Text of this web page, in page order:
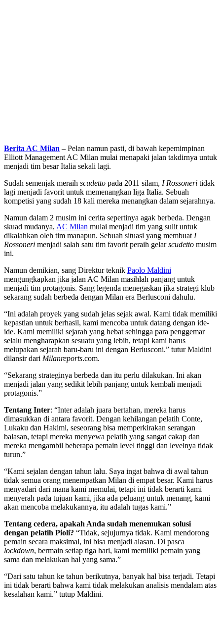
Berita AC Milan – Pelan namun pasti, di bawah kepemimpinan
Elliott Management AC Milan mulai menapaki jalan takdirnya untuk
menjadi tim besar Italia sekali lagi.
Sudah semenjak meraih scudetto pada 2011 silam, I Rossoneri tidak
lagi menjadi favorit untuk memenangkan liga Italia. Sebuah
kompetisi yang sudah 18 kali mereka menangkan dalam sejarahnya.
Namun dalam 2 musim ini cerita sepertinya agak berbeda. Dengan
skuad mudanya, AC Milan mulai menjadi tim yang sulit untuk
dikalahkan oleh tim manapun. Sebuah situasi yang membuat I
Rossoneri menjadi salah satu tim favorit peraih gelarscudetto musim
ini.
Namun demikian, sang Direktur teknik Paolo Maldini
mengungkapkan jika jalan AC Milan masihlah panjang untuk
menjadi tim protagonis. Sang legenda menegaskan jika strategi klub
sekarang sudah berbeda dengan Milan era Berlusconi dahulu.
“Ini adalah proyek yang sudah jelas sejak awal. Kami tidak memiliki
kepastian untuk berhasil, kami mencoba untuk datang dengan ide-
ide. Kami memiliki sejarah yang hebat sehingga para penggemar
selalu mengharapkan sesuatu yang lebih, tetapi kami harus
melupakan sejarah baru-baru ini dengan Berlusconi.” tutur Maldini
dilansir dari Milanreports.com.
“Sekarang strateginya berbeda dan itu perlu dilakukan. Ini akan
menjadi jalan yang sedikit lebih panjang untuk kembali menjadi
protagonis.”
Tentang Inter: “Inter adalah juara bertahan, mereka harus
dimasukkan di antara favorit. Dengan kehilangan pelatih Conte,
Lukaku dan Hakimi, seseorang bisa memperkirakan serangan
balasan, tetapi mereka menyewa pelatih yang sangat cakap dan
mereka mengambil beberapa pemain level tinggi dan levelnya tidak
turun.”
“Kami sejalan dengan tahun lalu. Saya ingat bahwa di awal tahun
tidak semua orang menempatkan Milan di empat besar. Kami harus
menyadari dari mana kami memulai, tetapi ini tidak berarti kami
menyerah pada tujuan kami, jika ada peluang untuk menang, kami
akan mencoba melakukannya, itu adalah tugas kami.”
Tentang cedera, apakah Anda sudah menemukan solusi
dengan pelatih Pioli? “Tidak, sejujurnya tidak. Kami mendorong
pemain secara maksimal, ini bisa menjadi alasan. Di pasca
lockdown, bermain setiap tiga hari, kami memiliki pemain yang
sama dan melakukan hal yang sama.”
“Dari satu tahun ke tahun berikutnya, banyak hal bisa terjadi. Tetapi
ini tidak berarti bahwa kami tidak melakukan analisis mendalam atas
kesalahan kami.” tutup Maldini.